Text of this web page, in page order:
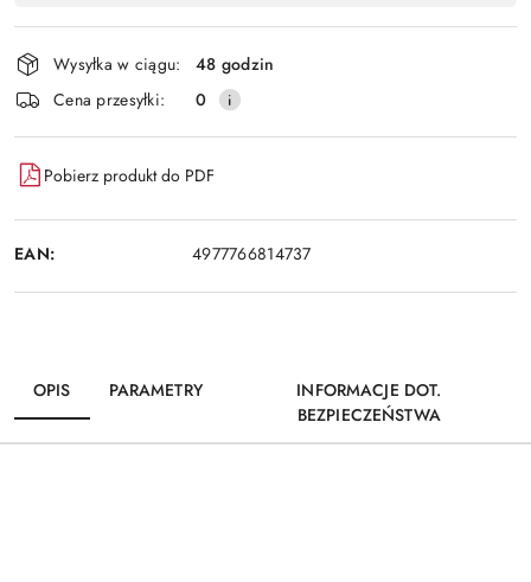
Wyślij
dostawa
Wysyłka w ciągu:
48 godzin
Cena przesyłki:
0
Pobierz produkt do PDF
EAN: 4977766814737
OPIS PARAMETRY
INFORMACJE DOT.
BEZPIECZEŃSTWA